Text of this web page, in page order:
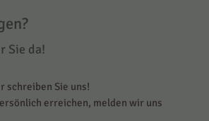
Sie da!
schreiben Sie uns!
erreichen, melden wir uns